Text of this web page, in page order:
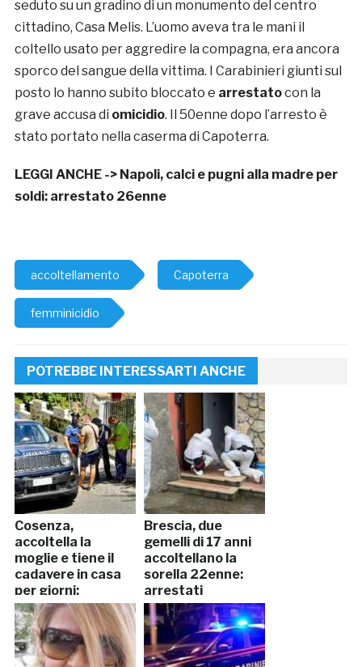
seduto su un gradino di un monumento del centro
cittadino, Casa Melis. L’uomo aveva tra le mani il
coltello usato per aggredire la compagna, era ancora
sporco del sangue della vittima. I Carabinieri giunti sul
posto lo hanno subito bloccato e arrestatocon la
grave accusa di omicidio. Il 50enne dopo l’arresto è
stato portato nella caserma di Capoterra.
LEGGI ANCHE -> Napoli, calci e pugni alla madre per
soldi: arrestato 26enne
accoltellamento Capoterra
femminicidio
POTREBBE INTERESSARTI ANCHE
Cosenza,
accoltella la
moglie e tiene il
cadavere in casa
per giorni:
arrestato
Brescia, due
gemelli di 17 anni
accoltellano la
sorella 22enne:
arrestati